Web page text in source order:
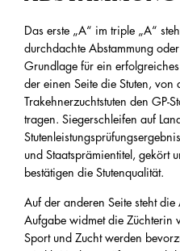
Das erste „A“ im triple „A“
durchdachte Abstammung
Grundlage für ein
der einen Seite die Stuten, von
Trakehnerzuchtstuten den GP-
tragen. Siegerschleifen auf
und Staatsprämientitel, gekört
bestätigen die Stutenqualität.
Auf der anderen Seite steht
Aufgabe widmet die Züchterin
Sport und Zucht werden